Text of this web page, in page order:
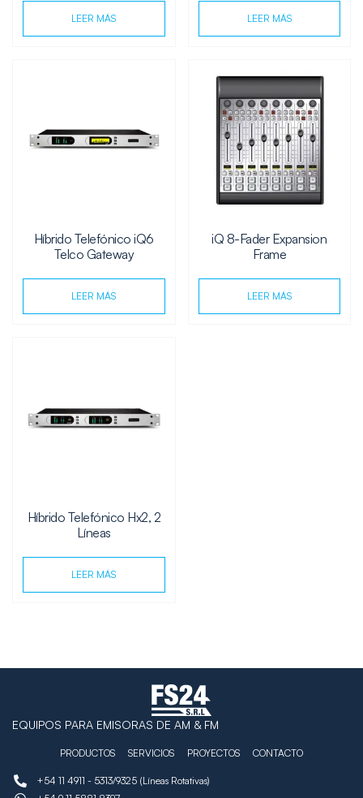
LEER MÁS LEER MÁS
Híbrido Telefónico iQ6
Telco Gateway
LEER MÁS
iQ 8-Fader Expansion
Frame
LEER MÁS
Híbrido Telefónico Hx2, 2
Líneas
LEER MÁS
EQUIPOS PARA EMISORAS DE AM & FM
PRODUCTOS SERVICIOS PROYECTOS CONTACTO
+54 11 4911 - 5313/9325 (Líneas Rotativas)